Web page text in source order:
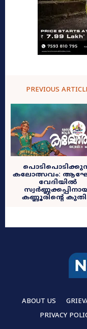
PREVIOUS
കലോത്സവം:
വേദിയിൽ
കണ്ണൂരിന്റെ
ABOUT US
PRIVACY